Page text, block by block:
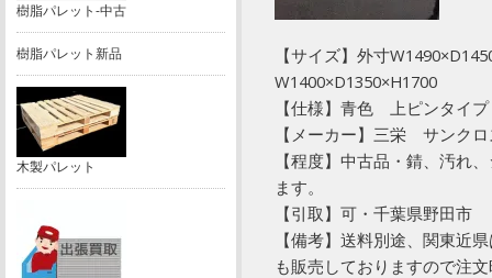
【サイズ】外寸
W1400×D1350×H1700
【仕様】青色 上ピンタイプ
【メーカー】三栄 サンク
【程度】中古品・錆、汚れ
ます。
【引取】可・千葉県野田市
【備考】送料別途、関東近
も販売しておりますので注
樹脂パレット-中古
樹脂パレット新品
木製パレット